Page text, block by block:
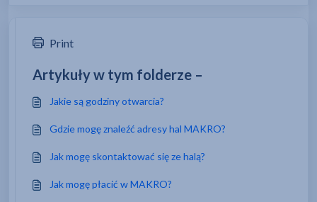
Print
Artykuły w tym folderze –
Jakie są godziny otwarcia?
Gdzie mogę znaleźć adresy hal MAKRO?
Jak mogę skontaktować się ze halą?
Jak mogę płacić w MAKRO?